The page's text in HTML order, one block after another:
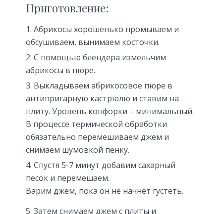
Приготовление:
Абрикосы хорошенько промываем и
обсушиваем, вынимаем косточки.
С помощью блендера измельчим
абрикосы в пюре.
Выкладываем абрикосовое пюре в
антипригарную кастрюлю и ставим на
плиту. Уровень конфорки – минимальный.
В процессе термической обработки
обязательно перемешиваем джем и
снимаем шумовкой пенку.
Спустя 5-7 минут добавим сахарный
песок и перемешаем.
Варим джем, пока он не начнет густеть.
Затем снимаем джем с плиты и